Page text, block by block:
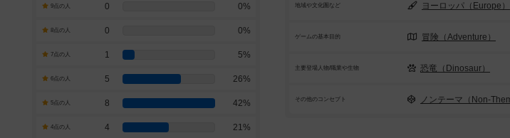
地域や文化圏など ヨーロッパ（Europe）
ゲームの基本目的 冒険（Adventure）
主要登場人物/職業や生物 恐竜（Dinosaur）
その他のコンセプト ノンテーマ（Non-
9点の人 0 0%
8点の人 0 0%
7点の人 1 5%
6点の人 5 26%
5点の人 8 42%
4点の人 4 21%